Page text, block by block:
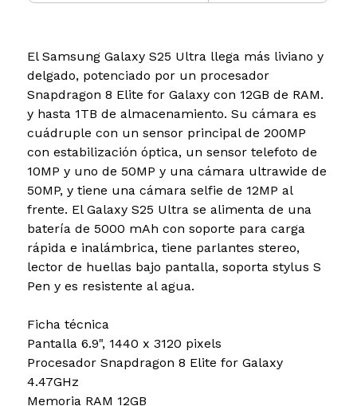
El Samsung Galaxy S25 Ultra llega más liviano y
delgado, potenciado por un procesador
Snapdragon 8 Elite for Galaxy con 12GB de RAM.
y hasta 1TB de almacenamiento. Su cámara es
cuádruple con un sensor principal de 200MP
con estabilización óptica, un sensor telefoto de
10MP y uno de 50MP y una cámara ultrawide de
50MP, y tiene una cámara selfie de 12MP al
frente. El Galaxy S25 Ultra se alimenta de una
batería de 5000 mAh con soporte para carga
rápida e inalámbrica, tiene parlantes stereo,
lector de huellas bajo pantalla, soporta stylus S
Pen y es resistente al agua.
Ficha técnica
Pantalla 6.9", 1440 x 3120 pixels
Procesador Snapdragon 8 Elite for Galaxy
4.47GHz
Memoria RAM 12GB